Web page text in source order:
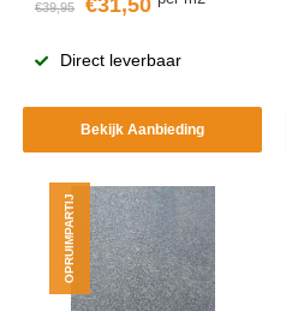
€39,95 €31,50
Direct leverbaar
Bekijk Aanbieding
OPRUIMPARTIJ